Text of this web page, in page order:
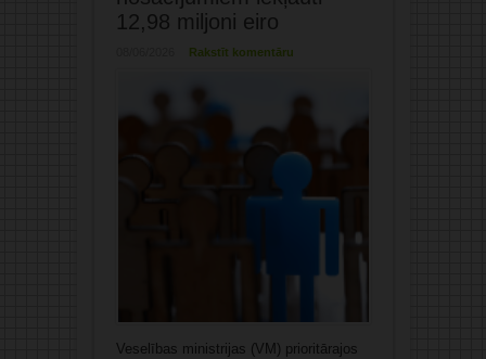
12,98 miljoni eiro
Rakstīt komentāru
Veselības ministrijas (VM) prioritārajos